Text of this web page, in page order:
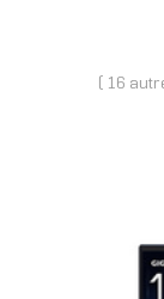
( 16